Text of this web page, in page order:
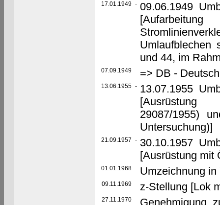
17.01.1949 - 09.06.1949
Umlaufblechen
und 44, im
07.09.1949 => DB -
13.06.1955 - 13.07.1955
[Ausrüstung
29087/1955)
Untersuchung)]
21.09.1957 - 30.10.1957
[Ausrüstung mit
01.01.1968 Umzeichnung
09.11.1969 z-Stellung [Lok
27.11.1970
Genehmigung